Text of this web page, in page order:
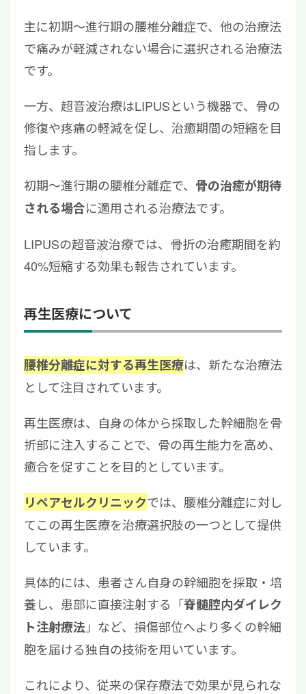
主に初期〜進行期の腰椎分離症で、他の治療法
で痛みが軽減されない場合に選択される治療法
です。
一方、超音波治療はLIPUSという機器で、骨の
修復や疼痛の軽減を促し、治癒期間の短縮を目
指します。
初期〜進行期の腰椎分離症で、 骨の治癒が期待
される場合に適用される治療法です。
LIPUSの超音波治療では、骨折の治癒期間を約
40%短縮する効果も報告されています。
再生医療について
腰椎分離症に対する再生医療は、新たな治療法
として注目されています。
再生医療は、自身の体から採取した幹細胞を骨
折部に注入することで、骨の再生能力を高め、
癒合を促すことを目的としています。
リペアセルクリニックでは、腰椎分離症に対し
てこの再生医療を治療選択肢の一つとして提供
しています。
具体的には、患者さん自身の幹細胞を採取・培
養し、患部に直接注射する「脊髄腔内ダイレク
ト注射療法 」など、損傷部位へより多くの幹細
胞を届ける独自の技術を用いています。
これにより、従来の保存療法で効果が見られな